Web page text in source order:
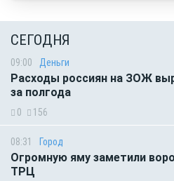
СЕГОДНЯ
09:00 Деньги
Расходы россиян на ЗОЖ
за полгода
0 156
08:31 Город
Огромную яму заметили
ТРЦ